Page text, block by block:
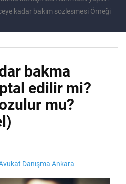
kadar bakım sozlesmesi Örneği
bakma
edilir mi?
mu?
Danışma Ankara